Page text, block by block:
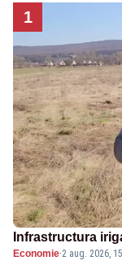
1
Infrastructura
Economie·2 aug. 2026,